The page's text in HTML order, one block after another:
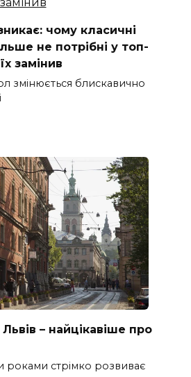
чому класичні
не потрібні у топ-
замінив
змінюється блискавично
– найцікавіше про
роками стрімко розвиває